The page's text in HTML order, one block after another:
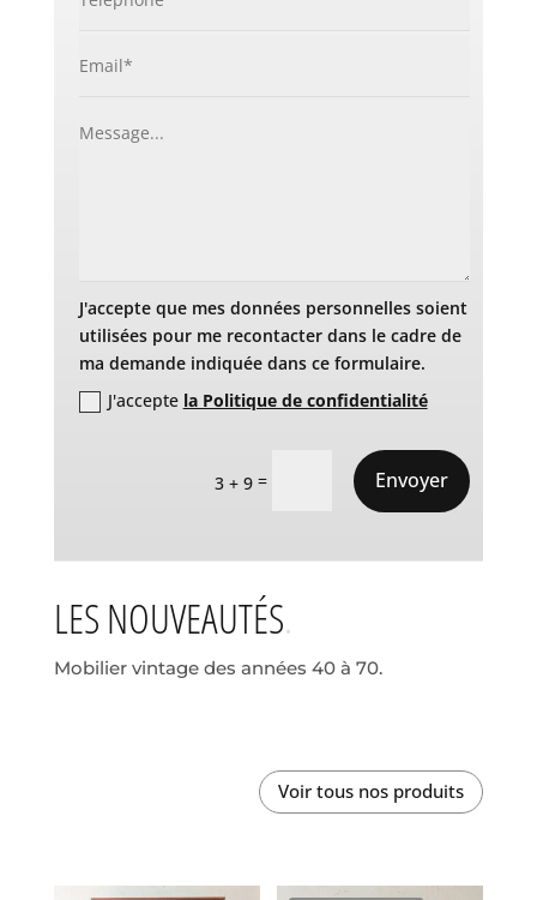
J'accepte que mes données personnelles soient
utilisées pour me recontacter dans le cadre de
ma demande indiquée dans ce formulaire.
J'accepte la Politique de confidentialité
3 + 9 = Envoyer
LES NOUVEAUTÉS
Mobilier vintage des années 40 à 70.
Voir tous nos produits